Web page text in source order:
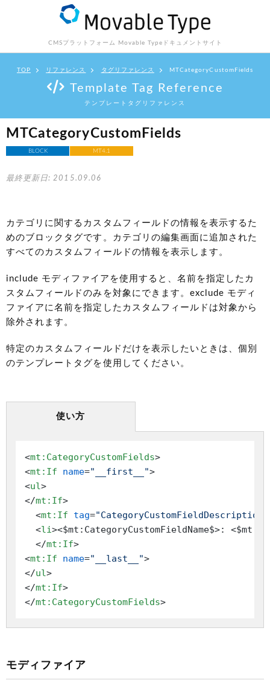
CMSプラットフォーム Movable Type ドキュメントサイト
TOP リファレンス タグリファレンス MTCategoryCustomFields
Template Tag Reference
テンプレートタグリファレンス
MTCategoryCustomFields
BLOCK MT4.1
最終更新日: 2015.09.06
カテゴリに関するカスタムフィールドの情報を表示するた
めのブロックタグです。カテゴリの編集画面に追加された
すべてのカスタムフィールドの情報を表示します。
include モディファイアを使用すると、名前を指定したカ
スタムフィールドのみを対象にできます。exclude モディ
ファイアに名前を指定したカスタムフィールドは対象から
除外されます。
特定のカスタムフィールドだけを表示したいときは、個別
のテンプレートタグを使用してください。
使い方
<mt:CategoryCustomFields>
<mt:If name="__first__">
<ul>
</mt:If>
<mt:If tag="CategoryCustomFieldDescription"
<li><$mt:CategoryCustomFieldName$>:
</mt:If>
<mt:If name="__last__">
</ul>
</mt:If>
</mt:CategoryCustomFields>
モディファイア